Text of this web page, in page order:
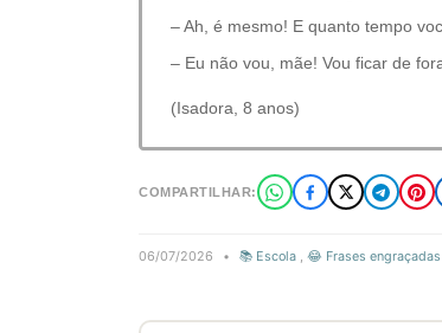
– Ah, é mesmo! E quanto tempo
– Eu não vou, mãe! Vou ficar de
(Isadora, 8 anos)
COMPARTILHAR:
06/07/2026 • 📚 Escola , 😂 Frases engraçadas